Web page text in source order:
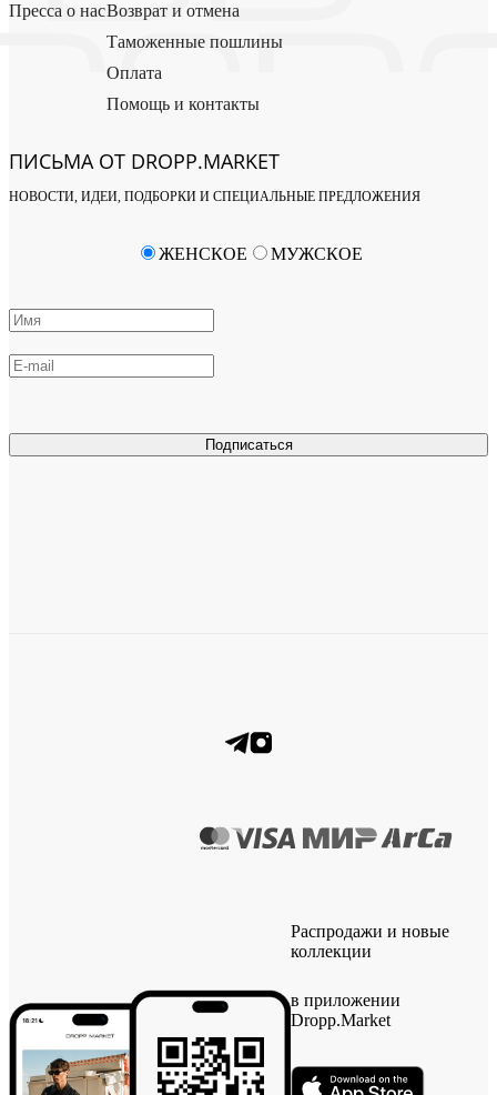
Пресса о насВозврат и отмена
Таможенные пошлины
Оплата
Помощь и контакты
ПИСЬМА ОТ DROPP.MARKET
НОВОСТИ, ИДЕИ, ПОДБОРКИ И СПЕЦИАЛЬНЫЕ ПРЕДЛОЖЕНИЯ
Подписаться
ЖЕНСКОЕ МУЖСКОЕ
Распродажи и новые
коллекции
в приложении
Dropp.Market